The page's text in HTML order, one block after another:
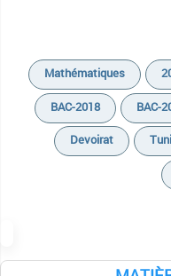
Mathématiques
BAC-2018
BAC-
Devoirat